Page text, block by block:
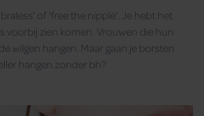
of 'free the nipple'. Je hebt het
voorbij zien komen. Vrouwen die hun
wilgen hangen. Maar gaan je borsten
hangen zonder bh?